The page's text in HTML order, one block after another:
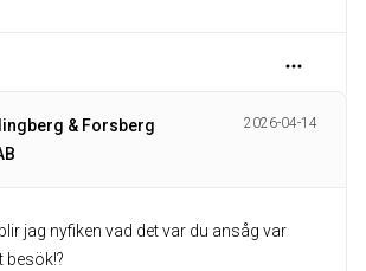
& Forsberg
2026-04-14
jag nyfiken vad det var du ansåg var
besök!?